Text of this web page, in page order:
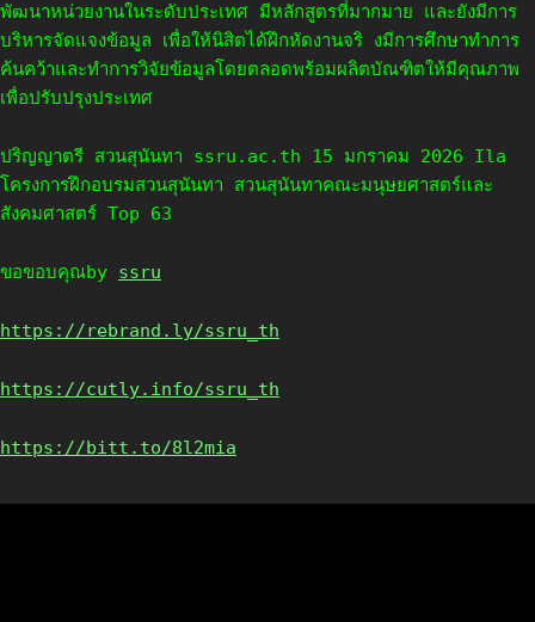
พัฒนาหน่วยงานในระดับประเทศ มีหลักสูตรที่มากมาย และยังมีการ
บริหารจัดแจงข้อมูล เพื่อให้นิสิตได้ฝึกหัดงานจริ งมีการศึกษาทำการ
ค้นคว้าและทำการวิจัยข้อมูลโดยตลอดพร้อมผลิตบัณฑิตให้มีคุณภาพ
เพื่อปรับปรุงประเทศ
ปริญญาตรี สวนสุนันทา ssru.ac.th 15 มกราคม 2026 Ila
โครงการฝึกอบรมสวนสุนันทา สวนสุนันทาคณะมนุษยศาสตร์และ
สังคมศาสตร์ Top 63
ขอขอบคุณby ssru
https://rebrand.ly/ssru_th
https://cutly.info/ssru_th
https://bitt.to/8l2mia